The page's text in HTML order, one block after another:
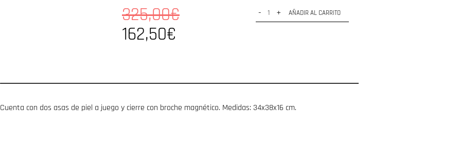
325,00€
162,50€
- + AÑADIR AL CARRITO
Cuenta con dos asas de piel a juego y cierre con broche magnético. Medidas: 34x38x16 cm.